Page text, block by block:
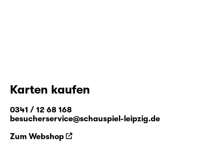
Karten kaufen
0341 / 12 68 168
besucherservice@schauspiel-leipzig.de
Zum Webshop